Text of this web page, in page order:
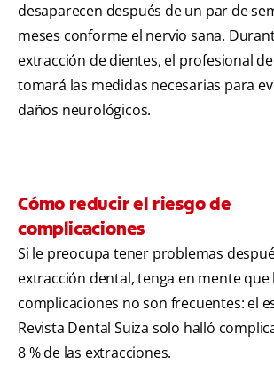
desaparecen después de un par de
meses conforme el nervio sana.
extracción de dientes, el profesional
tomará las medidas necesarias para
daños neurológicos.
Cómo reducir el riesgo de
complicaciones
Si le preocupa tener problemas
extracción dental, tenga en mente que
complicaciones no son frecuentes: el
Revista Dental Suiza solo halló
8 % de las extracciones.